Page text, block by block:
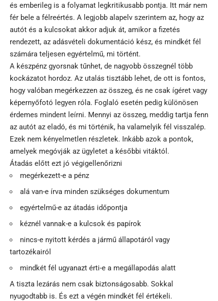
és emberileg is a folyamat legkritikusabb pontja. Itt már nem
fér bele a félreértés. A legjobb alapelv szerintem az, hogy az
autót és a kulcsokat akkor adjuk át, amikor a fizetés
rendezett, az adásvételi dokumentáció kész, és mindkét fél
számára teljesen egyértelmű, mi történt.
A készpénz gyorsnak tűnhet, de nagyobb összegnél több
kockázatot hordoz. Az utalás tisztább lehet, de ott is fontos,
hogy valóban megérkezzen az összeg, és ne csak ígéret vagy
képernyőfotó legyen róla. Foglaló esetén pedig különösen
érdemes mindent leírni. Mennyi az összeg, meddig tartja fenn
az autót az eladó, és mi történik, ha valamelyik fél visszalép.
Ezek nem kényelmetlen részletek. Inkább azok a pontok,
amelyek megóvják az ügyletet a későbbi vitáktól.
Átadás előtt ezt jó végigellenőrizni
megérkezett-e a pénz
alá van-e írva minden szükséges dokumentum
egyértelmű-e az átadás időpontja
kéznél vannak-e a kulcsok és papírok
nincs-e nyitott kérdés a jármű állapotáról vagy
tartozékairól
mindkét fél ugyanazt érti-e a megállapodás alatt
A tiszta lezárás nem csak biztonságosabb. Sokkal
nyugodtabb is. És ezt a végén mindkét fél értékeli.